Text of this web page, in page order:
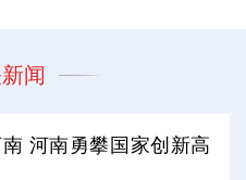
闻
河南勇攀国家创新高